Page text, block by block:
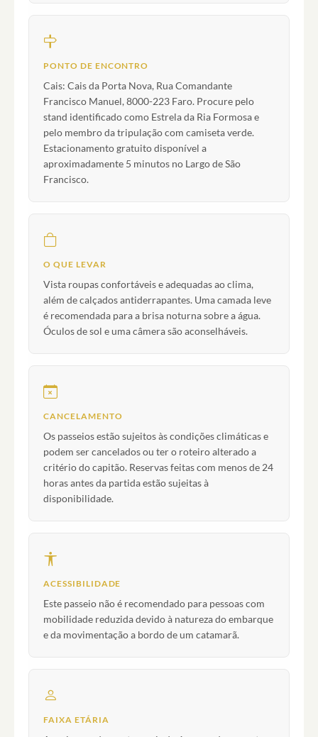
PONTO DE ENCONTRO
Cais: Cais da Porta Nova, Rua Comandante
Francisco Manuel, 8000-223 Faro. Procure pelo
stand identificado como Estrela da Ria Formosa e
pelo membro da tripulação com camiseta verde.
Estacionamento gratuito disponível a
aproximadamente 5 minutos no Largo de São
Francisco.
O QUE LEVAR
Vista roupas confortáveis e adequadas ao clima,
além de calçados antiderrapantes. Uma camada leve
é recomendada para a brisa noturna sobre a água.
Óculos de sol e uma câmera são aconselháveis.
CANCELAMENTO
Os passeios estão sujeitos às condições climáticas e
podem ser cancelados ou ter o roteiro alterado a
critério do capitão. Reservas feitas com menos de 24
horas antes da partida estão sujeitas à
disponibilidade.
ACESSIBILIDADE
Este passeio não é recomendado para pessoas com
mobilidade reduzida devido à natureza do embarque
e da movimentação a bordo de um catamarã.
FAIXA ETÁRIA